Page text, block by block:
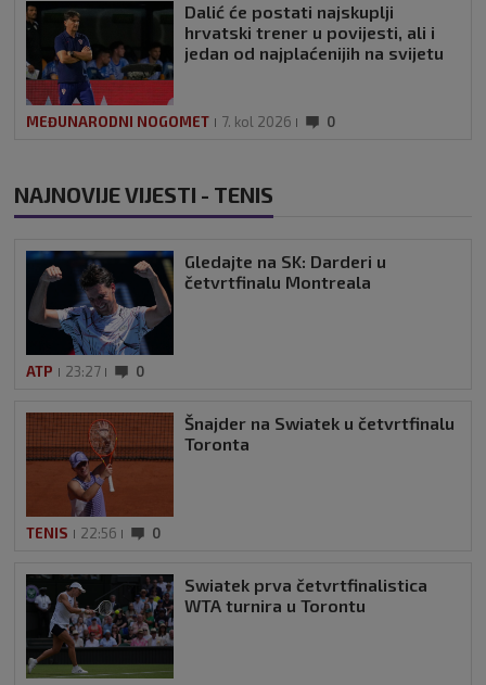
Dalić će postati najskuplji
hrvatski trener u povijesti, ali i
jedan od najplaćenijih na svijetu
MEĐUNARODNI NOGOMET 7. kol 2026 0
NAJNOVIJE VIJESTI - TENIS
Gledajte na SK: Darderi u
četvrtfinalu Montreala
ATP 23:27 0
Šnajder na Swiatek u četvrtfinalu
Toronta
TENIS 22:56 0
Swiatek prva četvrtfinalistica
WTA turnira u Torontu